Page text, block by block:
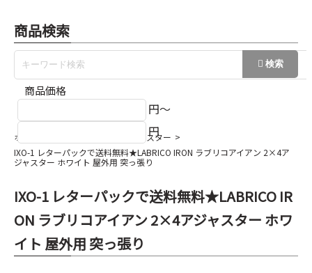
商品検索
商品価格
円～
円
ホーム
LABRICO ラブリコ アジャスター
IXO-1 レターパックで送料無料★LABRICO IRON ラブリコアイアン 2×4ア
ジャスター ホワイト 屋外用 突っ張り
IXO-1 レターパックで送料無料★LABRICO IR
ON ラブリコアイアン 2×4アジャスター ホワ
イト 屋外用 突っ張り